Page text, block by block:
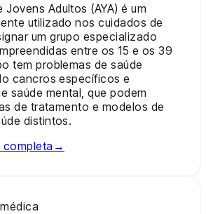
Adultos (AYA) é um
utilizado nos cuidados de
um grupo especializado
entre os 15 e os 39
tem problemas de saúde
cancros específicos e
saúde mental, que podem
de tratamento e modelos de
distintos.
completa →